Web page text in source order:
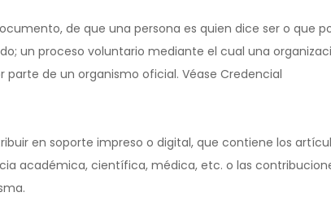
de que una persona es quien dice ser o que
un proceso voluntario mediante el cual una
de un organismo oficial. Véase Credencial
en soporte impreso o digital, que contiene los
académica, científica, médica, etc. o las